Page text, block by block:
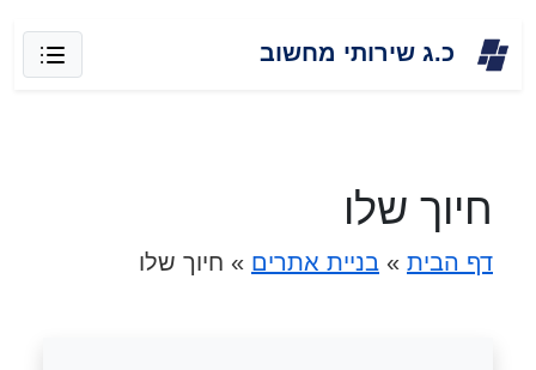
כ.ג שירותי מחשוב
חיוך שלו
דף הבית » בניית אתרים » חיוך שלו